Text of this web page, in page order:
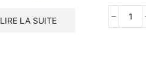
LIRE LA SUITE